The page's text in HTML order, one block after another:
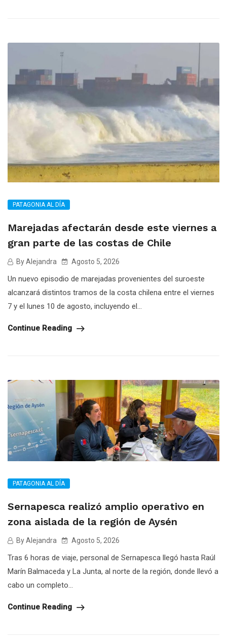
PATAGONIA AL DÍA
Marejadas afectarán desde este viernes a
gran parte de las costas de Chile
By Alejandra Agosto 5, 2026
Un nuevo episodio de marejadas provenientes del suroeste
alcanzará distintos tramos de la costa chilena entre el viernes
7 y el lunes 10 de agosto, incluyendo el...
Continue Reading
PATAGONIA AL DÍA
Sernapesca realizó amplio operativo en
zona aislada de la región de Aysén
By Alejandra Agosto 5, 2026
Tras 6 horas de viaje, personal de Sernapesca llegó hasta Raúl
Marín Balmaceda y La Junta, al norte de la región, donde llevó a
cabo un completo...
Continue Reading